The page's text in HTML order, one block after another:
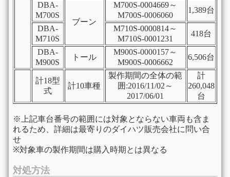
DBA-
M700S
ブーン
M700S-0004669～
M700S-0006060
1,389台
DBA-
M710S
M710S-0000814～
M710S-0001231
418台
DBA-
M900S
トール
M900S-0000157～
M900S-0006662
6,506台
計18型
式
計10車種
製作期間の全体の範
囲:2016/11/02～
2017/06/01
計
260,048
台
※上記車台番号の範囲には対象とならない車両も含ま
れるため、詳細は最寄りのダイハツ販売会社に問い合
せ
※対象車の製作期間は購入時期とは異なる
対処方法